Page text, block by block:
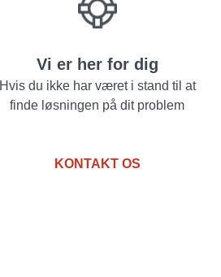
Vi er her for dig
Hvis du ikke har været i stand til at
finde løsningen på dit problem
KONTAKT OS